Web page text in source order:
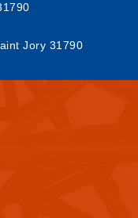
Jory 31790